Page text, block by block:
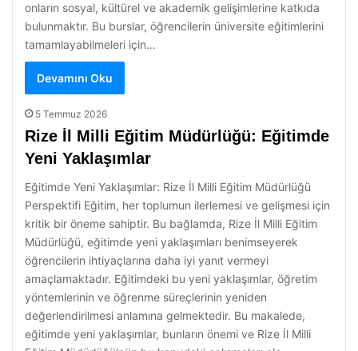
onların sosyal, kültürel ve akademik gelişimlerine katkıda
bulunmaktır. Bu burslar, öğrencilerin üniversite eğitimlerini
tamamlayabilmeleri için…
Devamını Oku
5 Temmuz 2026
Rize İl Milli Eğitim Müdürlüğü: Eğitimde
Yeni Yaklaşımlar
Eğitimde Yeni Yaklaşımlar: Rize İl Milli Eğitim Müdürlüğü
Perspektifi Eğitim, her toplumun ilerlemesi ve gelişmesi için
kritik bir öneme sahiptir. Bu bağlamda, Rize İl Milli Eğitim
Müdürlüğü, eğitimde yeni yaklaşımları benimseyerek
öğrencilerin ihtiyaçlarına daha iyi yanıt vermeyi
amaçlamaktadır. Eğitimdeki bu yeni yaklaşımlar, öğretim
yöntemlerinin ve öğrenme süreçlerinin yeniden
değerlendirilmesi anlamına gelmektedir. Bu makalede,
eğitimde yeni yaklaşımlar, bunların önemi ve Rize İl Milli